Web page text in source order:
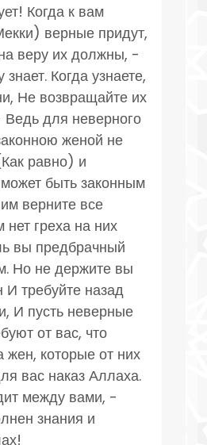
Когда к вам
верные придут,
веру их должны, -
Когда узнаете,
Не возвращайте их
для неверного
женой не
равно) и
быть законным
верните все
нет греха на них
вы предбрачный
Но не держите вы
требуйте назад
И пусть неверные
от вас, что
которые от них
вас наказ Аллаха.
между вами, -
знания и